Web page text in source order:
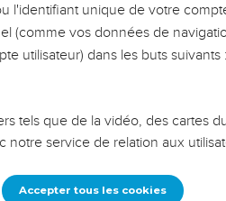
Mais on voit
que ce sont
erreurs
que leurs erreurs
ou une famille,
l'identifiant unique de votre
(comme vos données de
utilisateur) dans les buts suivants :
tels que de la vidéo, des cartes
service de relation aux
Accepter tous les cookies